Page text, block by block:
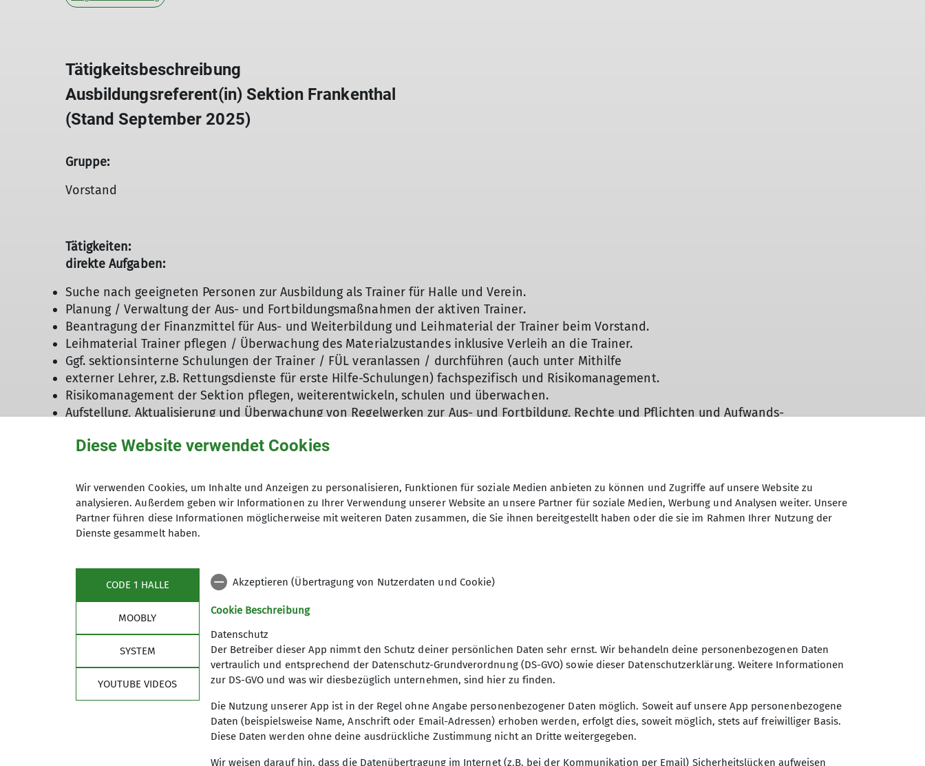
Tätigkeitsbeschreibung
Ausbildungsreferent(in) Sektion Frankenthal
(Stand September 2025)
Gruppe:
Vorstand
Tätigkeiten:
direkte Aufgaben:
Suche nach geeigneten Personen zur Ausbildung als Trainer für Halle und Verein.
Planung / Verwaltung der Aus- und Fortbildungsmaßnahmen der aktiven Trainer.
Beantragung der Finanzmittel für Aus- und Weiterbildung und Leihmaterial der Trainer beim Vorstand.
Leihmaterial Trainer pflegen / Überwachung des Materialzustandes inklusive Verleih an die Trainer.
Ggf. sektionsinterne Schulungen der Trainer / FÜL veranlassen / durchführen (auch unter Mithilfe
externer Lehrer, z.B. Rettungsdienste für erste Hilfe-Schulungen) fachspezifisch und Risikomanagement.
Risikomanagement der Sektion pflegen, weiterentwickeln, schulen und überwachen.
Aufstellung, Aktualisierung und Überwachung von Regelwerken zur Aus- und Fortbildung, Rechte und Pflichten und Aufwands-
Pflege der Homepage der Sektion für die Bereiche Trainer und Risikomanagement.
Trainersitzung(en) nach Bedarf organisieren und leiten.
Pflege der Schnittstellen vereinsintern (Vorstand, Jugendleitung, hauptamtlicher Mitarbeiter, Trainer) und vereinsextern (Landes- und
Hauptverband DAV, Landessportbund, Stadt Frankenthal Servicebereich Bildung, Kultur und Sport), Rettungsdienste.
aktuelle Entwicklungen im Bereich Bergsport, Sicherheitsforschung, Ausbildungsreferat München verfolgen.
Teilnahme an der jährlichen Sitzung der Ausbildungsreferenten im Landesverband und dem zweijährlichen Bundesfachtagung Ausbildung,
ggf. Teilnahme am jährlichen Kletterhallentreffen.
Teilnahme an den Trainer- und Wanderleiterbesprechungen.
Teilnahme an den Vorstands- und Beiratssitzungen.
Saisonal sehr unterschiedlich. Oktober bis Dezember für Aus- und Fortbildung 5-6 Stunden pro Woche.
Ansonsten eher 5 Stunden im Monat.
Einmal im Monat Vorstand- und Beiratssitzung mit etwa 2-3h.
Sitzung des Landesverbandes 1Tag/Jahr.
Diese Website verwendet Cookies
Wir verwenden Cookies, um Inhalte und Anzeigen zu personalisieren, Funktionen für soziale Medien anbieten zu können und Zugriffe auf unsere Website zu
analysieren. Außerdem geben wir Informationen zu Ihrer Verwendung unserer Website an unsere Partner für soziale Medien, Werbung und Analysen weiter. Unsere
Partner führen diese Informationen möglicherweise mit weiteren Daten zusammen, die Sie ihnen bereitgestellt haben oder die sie im Rahmen Ihrer Nutzung der
Dienste gesammelt haben.
CODE 1 HALLE
MOOBLY
SYSTEM
YOUTUBE VIDEOS
Akzeptieren (Übertragung von Nutzerdaten und Cookie)
Cookie Beschreibung
Datenschutz
Der Betreiber dieser App nimmt den Schutz deiner persönlichen Daten sehr ernst. Wir behandeln deine personenbezogenen Daten
vertraulich und entsprechend der Datenschutz-Grundverordnung (DS-GVO) sowie dieser Datenschutzerklärung. Weitere Informationen
zur DS-GVO und was wir diesbezüglich unternehmen, sind hier zu finden.
Die Nutzung unserer App ist in der Regel ohne Angabe personenbezogener Daten möglich. Soweit auf unsere App personenbezogene
Daten (beispielsweise Name, Anschrift oder Email-Adressen) erhoben werden, erfolgt dies, soweit möglich, stets auf freiwilliger Basis.
Diese Daten werden ohne deine ausdrückliche Zustimmung nicht an Dritte weitergegeben.
Wir weisen darauf hin, dass die Datenübertragung im Internet (z.B. bei der Kommunikation per Email) Sicherheitslücken aufweisen